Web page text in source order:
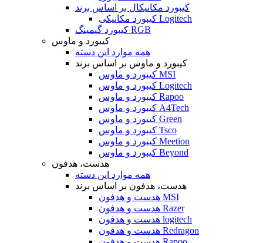
کیبورد مکانیکال بر اساس برند
کیبورد مکانیکی Logitech
کیبورد گیمینگ RGB
کیبورد و ماوس
همه موارد این دسته
کیبورد و ماوس بر اساس برند
کیبورد و ماوس MSI
کیبورد و ماوس Logitech
کیبورد و ماوس Rapoo
کیبورد و ماوس A4Tech
کیبورد و ماوس Green
کیبورد و ماوس Tsco
کیبورد و ماوس Meetion
کیبورد و ماوس Beyond
هدست، هدفون
همه موارد این دسته
هدست، هدفون بر اساس برند
هدست و هدفون MSI
هدست و هدفون Razer
هدست و هدفون logitech
هدست و هدفون Redragon